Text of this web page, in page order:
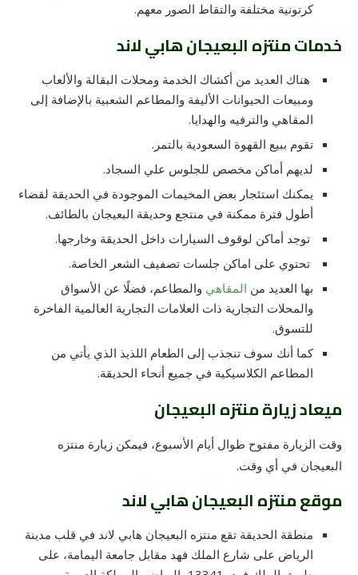
كرتونية مختلفة والتقاط الصور معهم.
خدمات منتزه البعيجان هابي لاند
هناك العديد من أكشاك الخدمة ومحلات البقالة والألعاب
ومبيعات الحيوانات الأليفة والمطاعم الشعبية بالإضافة إلى
المقاهي والترفيه والهدايا.
تقوم ببيع القهوة السعودية بالتمر.
لديهم أماكن مخصص للجلوس علي السجاد.
يمكنك استئجار بعض المخيمات الموجودة في الحديقة لقضاء
أطول فترة ممكنة في منتجع وحديقة البعيجان بالطائف.
توجد أماكن لوقوف السيارات داخل الحديقة وخارجها.
تحتوي على اماكن جلسات تصفيف الشعر الخاصة.
بها العديد من المقاهي والمطاعم، فضلًا عن الأسواق
والمحلات التجارية ذات العلامات التجارية العالمية الفاخرة
للتسوق.
كما أنك سوف تنجذب إلى الطعام اللذيذ الذي يأتي من
المطاعم الكلاسيكية في جميع أنحاء الحديقة.
ميعاد زيارة منتزه البعيجان
وقت الزيارة مفتوح طوال أيام الأسبوع، فيمكن زيارة منتزه
البعيجان في أي وقت.
موقع منتزه البعيجان هابي لاند
منطقة الحديقة تقع منتزه البعيجان هابي لاند في قلب مدينة
الرياض على شارع الملك فهد مقابل جامعة اليمامة، على